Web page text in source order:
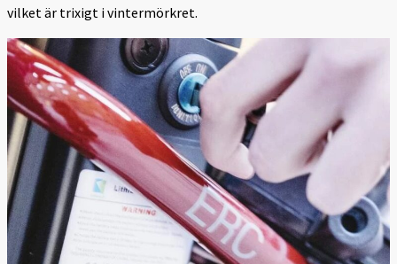
vilket är trixigt i vintermörkret.